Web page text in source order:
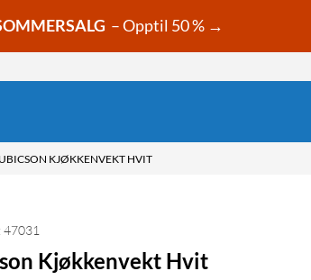
– Opptil 50 % →
KJØKKENVEKT HVIT
47031
Kjøkkenvekt Hvit